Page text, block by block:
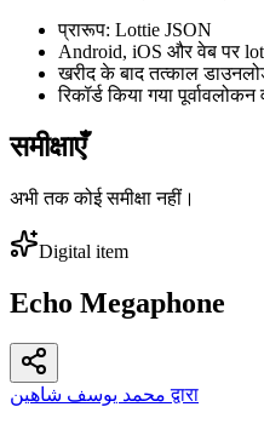
प्रारूप: Lottie JSON
Android, iOS और वेब पर
खरीद के बाद तत्काल
रिकॉर्ड किया गया
समीक्षाएँ
अभी तक कोई समीक्षा नहीं।
Digital item
Echo Megaphone
محمد يوسف شاهين द्वारा